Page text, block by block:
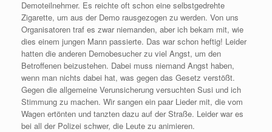
Demoteilnehmer. Es reichte oft schon eine selbstgedrehte
Zigarette, um aus der Demo rausgezogen zu werden. Von uns
Organisatoren traf es zwar niemanden, aber ich bekam mit, wie
dies einem jungen Mann passierte. Das war schon heftig! Leider
hatten die anderen Demobesucher zu viel Angst, um den
Betroffenen beizustehen. Dabei muss niemand Angst haben,
wenn man nichts dabei hat, was gegen das Gesetz verstößt.
Gegen die allgemeine Verunsicherung versuchten Susi und ich
Stimmung zu machen. Wir sangen ein paar Lieder mit, die vom
Wagen ertönten und tanzten dazu auf der Straße. Leider war es
bei all der Polizei schwer, die Leute zu animieren.